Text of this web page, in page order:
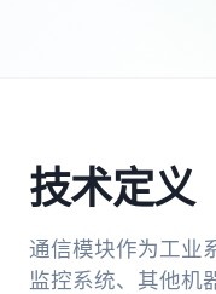
技术定义
通信模块作为工业
监控系统、其他机